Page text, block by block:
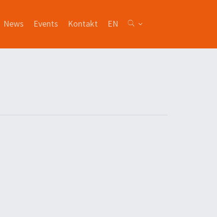
News Events Kontakt EN